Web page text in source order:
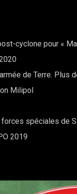
cyclone pour «
de Terre. Plus
Milipol
spéciales de
2019